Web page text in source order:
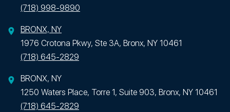
(718) 998-9890
BRONX, NY
1976 Crotona Pkwy, Ste 3A, Bronx, NY 10461
(718) 645-2829
BRONX, NY
1250 Waters Place, Torre 1, Suite 903, Bronx, NY 10461
(718) 645-2829